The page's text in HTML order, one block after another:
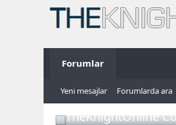
Forumlar
Yeni mesajlar Forumlarda ara
TheKnightOnline